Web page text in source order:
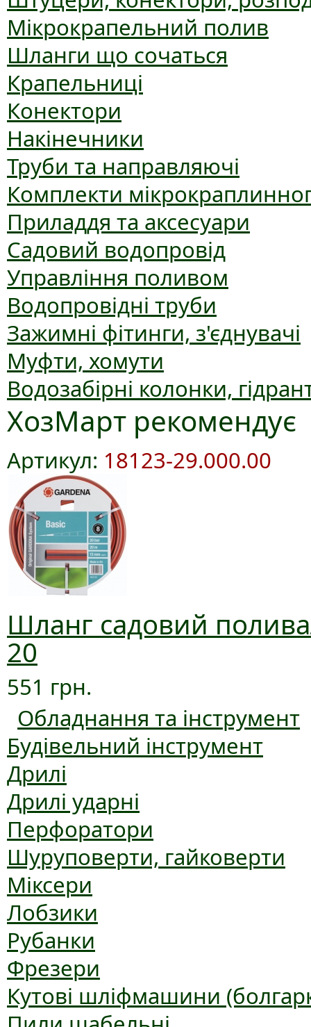
Мікрокрапельний полив
Шланги що сочаться
Крапельниці
Конектори
Накінечники
Труби та направляючі
Комплекти
Приладдя та аксесуари
Садовий водопровід
Управління поливом
Водопровідні труби
Зажимні фітинги, з'єднувачі
Муфти, хомути
Водозабірні колонки,
ХозМарт рекомендує
Артикул: 18123-29.000.00
Шланг садовий
20
551 грн.
Обладнання та інструмент
Будівельний інструмент
Дрилі
Дрилі ударні
Перфоратори
Шуруповерти, гайковерти
Міксери
Лобзики
Рубанки
Фрезери
Кутові шліфмашини